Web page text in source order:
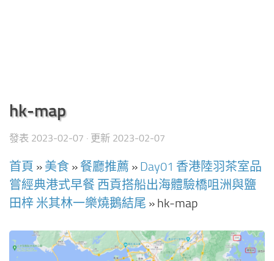
hk-map
發表 2023-02-07 · 更新 2023-02-07
首頁 » 美食 » 餐廳推薦 » Day01 香港陸羽茶室品
嘗經典港式早餐 西貢搭船出海體驗橋咀洲與鹽
田梓 米其林一樂燒鵝結尾 » hk-map